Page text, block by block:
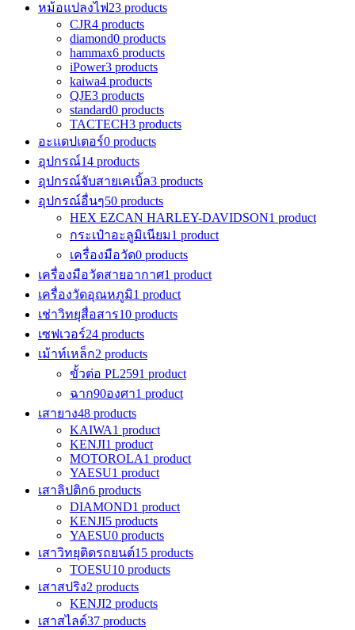
หม้อแปลงไฟ23 products
CJR4 products
diamond0 products
hammax6 products
iPower3 products
kaiwa4 products
QJE3 products
standard0 products
TACTECH3 products
อะแดปเตอร์0 products
อุปกรณ์14 products
อุปกรณ์จับสายเคเบิ้ล3 products
อุปกรณ์อื่นๆ50 products
HEX EZCAN HARLEY-DAVIDSON1 product
กระเป๋าอะลูมิเนียม1 product
เครื่องมือวัด0 products
เครื่องมือวัดสายอากาศ1 product
เครื่องวัดอุณหภูมิ1 product
เช่าวิทยุสื่อสาร10 products
เซฟเวอร์24 products
เม้าท์เหล็ก2 products
ขั้วต่อ PL2591 product
ฉาก90องศา1 product
เสายาง48 products
KAIWA1 product
KENJI1 product
MOTOROLA1 product
YAESU1 product
เสาลิปติก6 products
DIAMOND1 product
KENJI5 products
YAESU0 products
เสาวิทยุติดรถยนต์15 products
TOESU10 products
เสาสปริง2 products
KENJI2 products
เสาสไลด์37 products